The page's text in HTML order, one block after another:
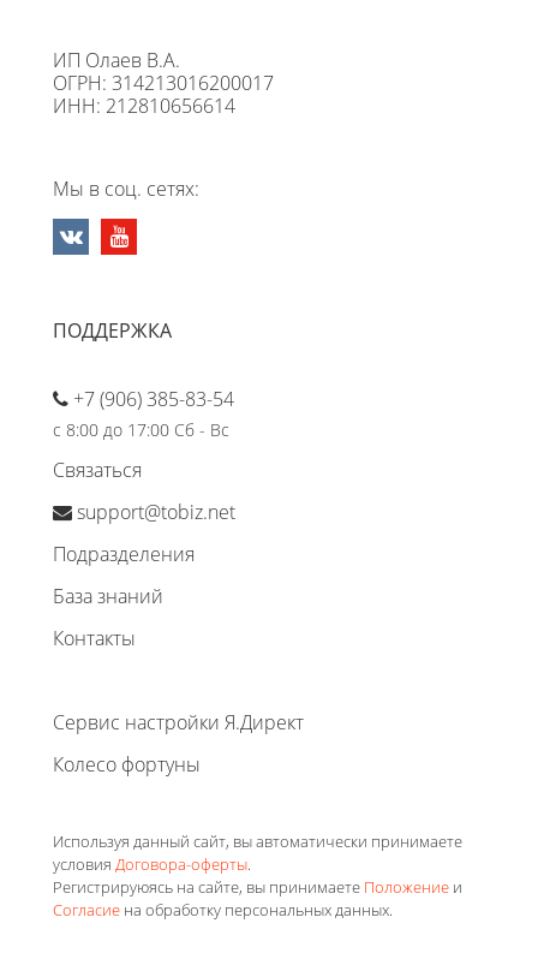
ИП Олаев В.А.
ОГРН: 314213016200017
ИНН: 212810656614
Мы в соц. сетях:
ПОДДЕРЖКА
+7 (906) 385-83-54
с 8:00 до 17:00 Сб - Вс
Связаться
support@tobiz.net
Подразделения
База знаний
Контакты
Сервис настройки Я.Директ
Колесо фортуны
Используя данный сайт, вы автоматически принимаете
условия Договора-оферты.
Регистрируюясь на сайте, вы принимаете Положение и
Согласие на обработку персональных данных.